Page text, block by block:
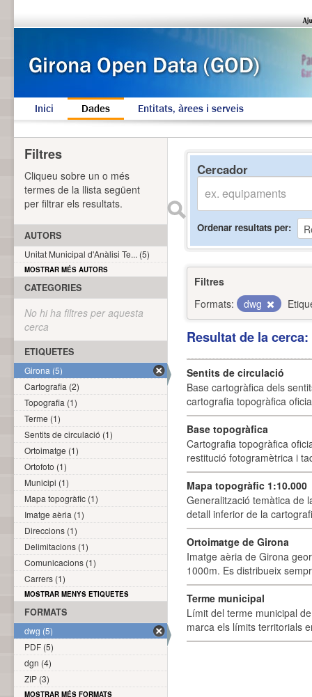
Inici Dades Entitats, àrees i serveis
Cercador
Ordenar resultats per
Filtres
Formats:
dwg
Resultat de la
Sentits de circulació
Base cartogràfica dels
cartografia topogràfica
Base topogràfica
Cartografia topogràfica
restitució fotogramètrica i
Mapa topogràfic 1:10.000
Generalització temàtica de
detall inferior de la
Ortoimatge de Girona
Imatge aèria de Girona
1000m. Es distribueix
Terme municipal
Límit del terme municipal
marca els límits territorials
Filtres
Cliqueu sobre un o més
termes de la llista següent
per filtrar els resultats.
AUTORS
Unitat Municipal d'Anàlisi Te... (5)
MOSTRAR MÉS AUTORS
CATEGORIES
No hi ha filtres per aquesta
cerca
ETIQUETES
Girona (5)
Cartografia (2)
Topografia (1)
Terme (1)
Sentits de circulació (1)
Ortoimatge (1)
Ortofoto (1)
Municipi (1)
Mapa topogràfic (1)
Imatge aèria (1)
Direccions (1)
Delimitacions (1)
Comunicacions (1)
Carrers (1)
MOSTRAR MENYS ETIQUETES
FORMATS
dwg (5)
PDF (5)
dgn (4)
ZIP (3)
MOSTRAR MÉS FORMATS